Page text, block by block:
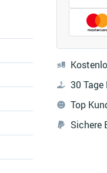
Galerie
öffnen
30
Top
Sichere